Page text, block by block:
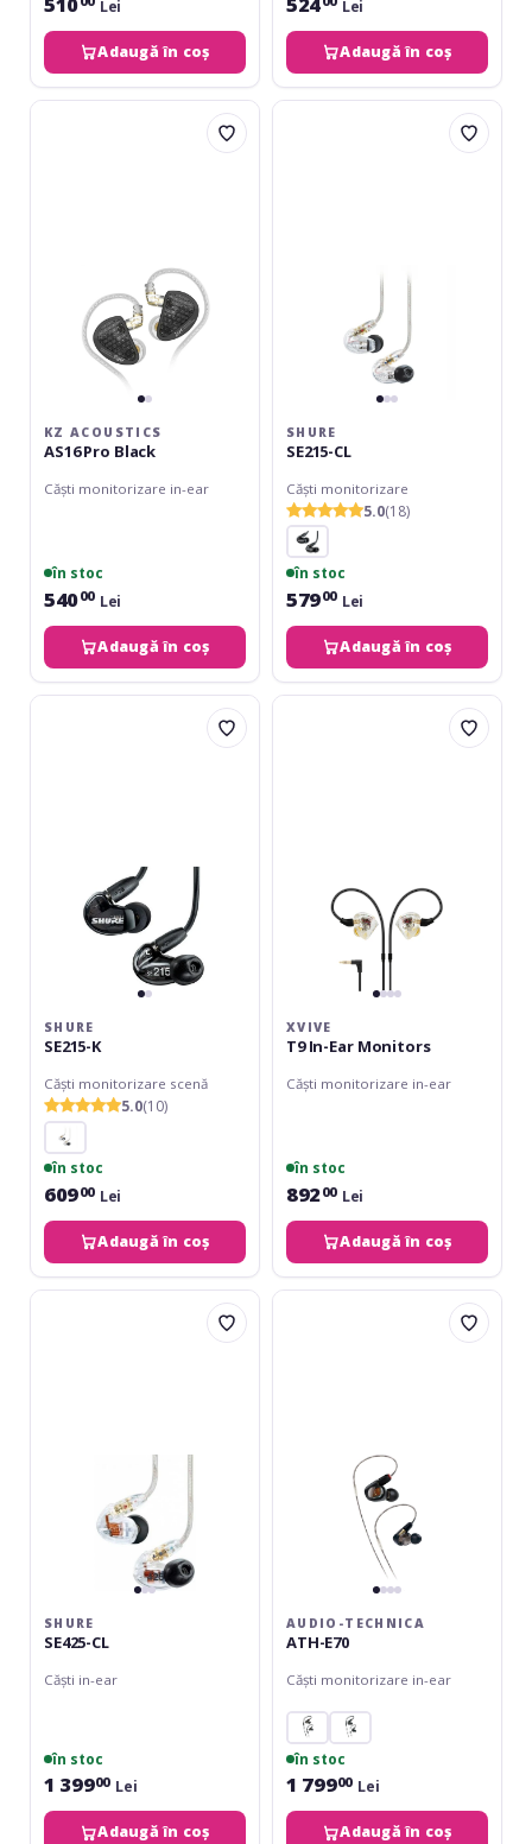
Lei
Adaugă în coș
Lei
Adaugă în coș
KZ
KZ ACOUSTICS
AS16 Pro Black
Căști monitorizare in-ear
în stoc
54000 Lei
Adaugă în coș
Shure
SHURE
SE215-CL
Căști monitorizare
5.0(18)
în stoc
57900 Lei
Adaugă în coș
Shure
SHURE
SE215-K
Căști monitorizare scenă
5.0(10)
în stoc
60900 Lei
Adaugă în coș
XVive
XVIVE
T9 In-Ear Monitors
Căști monitorizare in-ear
în stoc
89200 Lei
Adaugă în coș
Shure
SHURE
SE425-CL
Căști in-ear
în stoc
1 39900 Lei
Adaugă în coș
Audio-
AUDIO-TECHNICA
ATH-E70
Căști monitorizare in-ear
în stoc
1 79900 Lei
Adaugă în coș